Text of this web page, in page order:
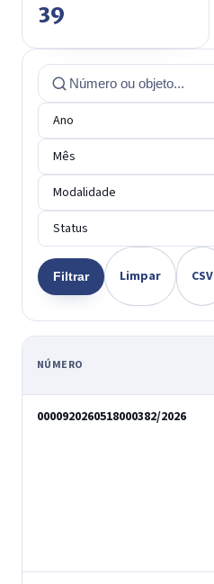
39
Filtrar Limpar CSV
NÚMERO
0000920260518000382/2026